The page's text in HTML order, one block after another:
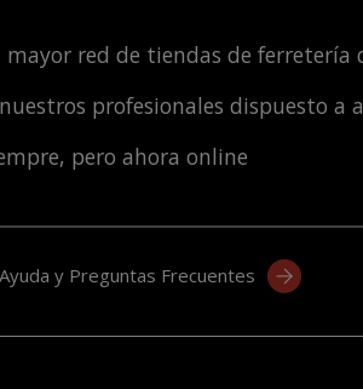
mayor red de tiendas de ferretería
profesionales dispuesto a
pero ahora online
Ayuda y Preguntas Frecuentes